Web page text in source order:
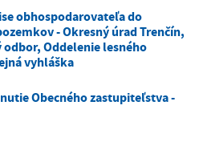
obhospodarovateľa do
- Okresný úrad Trenčín,
Oddelenie lesného
vyhláška
Obecného zastupiteľstva -